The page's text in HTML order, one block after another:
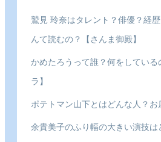
鷲見 玲奈はタレント？俳優？経
んて読むの？【さんま御殿】
かめたろうって誰？何をしている
ラ】
ポテトマン山下とはどんな人？お
余貴美子のふり幅の大きい演技は